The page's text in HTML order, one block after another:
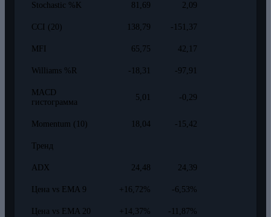
Stochastic %K 81,69 2,09
CCI (20) 138,79 -151,37
MFI 65,75 42,17
Williams %R -18,31 -97,91
MACD
гистограмма
5,01 -0,29
Momentum (10) 18,04 -15,42
Тренд
ADX 24,48 24,39
Цена vs EMA 9 +16,72% -6,53%
Цена vs EMA 20 +14,37% -11,87%